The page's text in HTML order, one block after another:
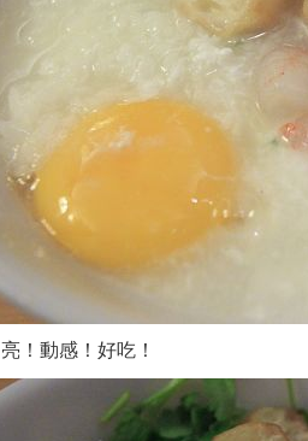
！動感！好吃！